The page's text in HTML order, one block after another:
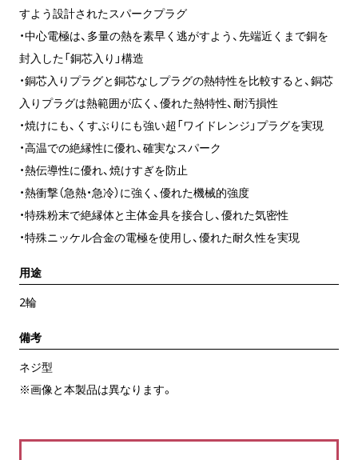
すよう設計されたスパークプラグ
・中心電極は、多量の熱を素早く逃がすよう、先端近くまで銅を
封入した「銅芯入り」構造
・銅芯入りプラグと銅芯なしプラグの熱特性を比較すると、銅芯
入りプラグは熱範囲が広く、優れた熱特性、耐汚損性
・焼けにも、くすぶりにも強い超「ワイドレンジ」プラグを実現
・高温での絶縁性に優れ、確実なスパーク
・熱伝導性に優れ、焼けすぎを防止
・熱衝撃（急熱・急冷）に強く、優れた機械的強度
・特殊粉末で絶縁体と主体金具を接合し、優れた気密性
・特殊ニッケル合金の電極を使用し、優れた耐久性を実現
用途
2輪
備考
ネジ型
※画像と本製品は異なります。